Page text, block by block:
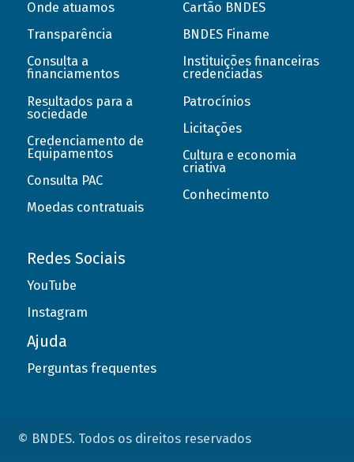
Onde atuamos
Transparência
Consulta a
financiamentos
Resultados para a
sociedade
Credenciamento de
Equipamentos
Consulta PAC
Moedas contratuais
Cartão BNDES
BNDES Finame
Instituições financeiras
credenciadas
Patrocínios
Licitações
Cultura e economia
criativa
Conhecimento
Redes Sociais
YouTube
Instagram
Ajuda
Perguntas frequentes
© BNDES. Todos os direitos reservados